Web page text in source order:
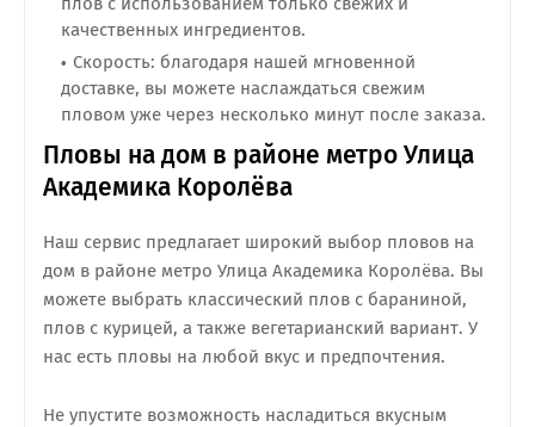
качественных ингредиентов.
Скорость: благодаря нашей мгновенной
доставке, вы можете наслаждаться свежим
пловом уже через несколько минут после заказа.
Пловы на дом в районе метро Улица
Академика Королёва
Наш сервис предлагает широкий выбор пловов на
дом в районе метро Улица Академика Королёва. Вы
можете выбрать классический плов с бараниной,
плов с курицей, а также вегетарианский вариант. У
нас есть пловы на любой вкус и предпочтения.
Не упустите возможность насладиться вкусным